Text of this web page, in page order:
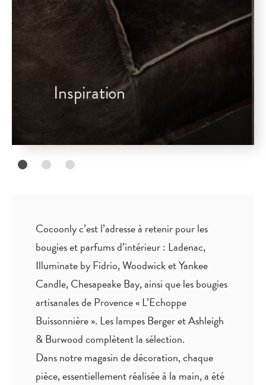
Inspiration
Cocoonly c’est l’adresse à retenir pour les
bougies et parfums d’intérieur : Ladenac,
Illuminate by Fidrio, Woodwick et Yankee
Candle, Chesapeake Bay, ainsi que les bougies
artisanales de Provence « L’Echoppe
Buissonnière ». Les lampes Berger et Ashleigh
& Burwood complètent la sélection.
Dans notre magasin de décoration, chaque
pièce,essentiellement réalisée à la main, a été